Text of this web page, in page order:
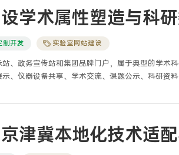
学术属性塑造与科
制开发 实验室网站建设
、政务宣传站和集团品牌门户，属于典型的学术
、仪器设备共享、学术交流、课题公示、科研资
范，导致网站无法满足学术展示标准、校内科研
性、规范科研数据展示、适配校内科研管理流程
工程。